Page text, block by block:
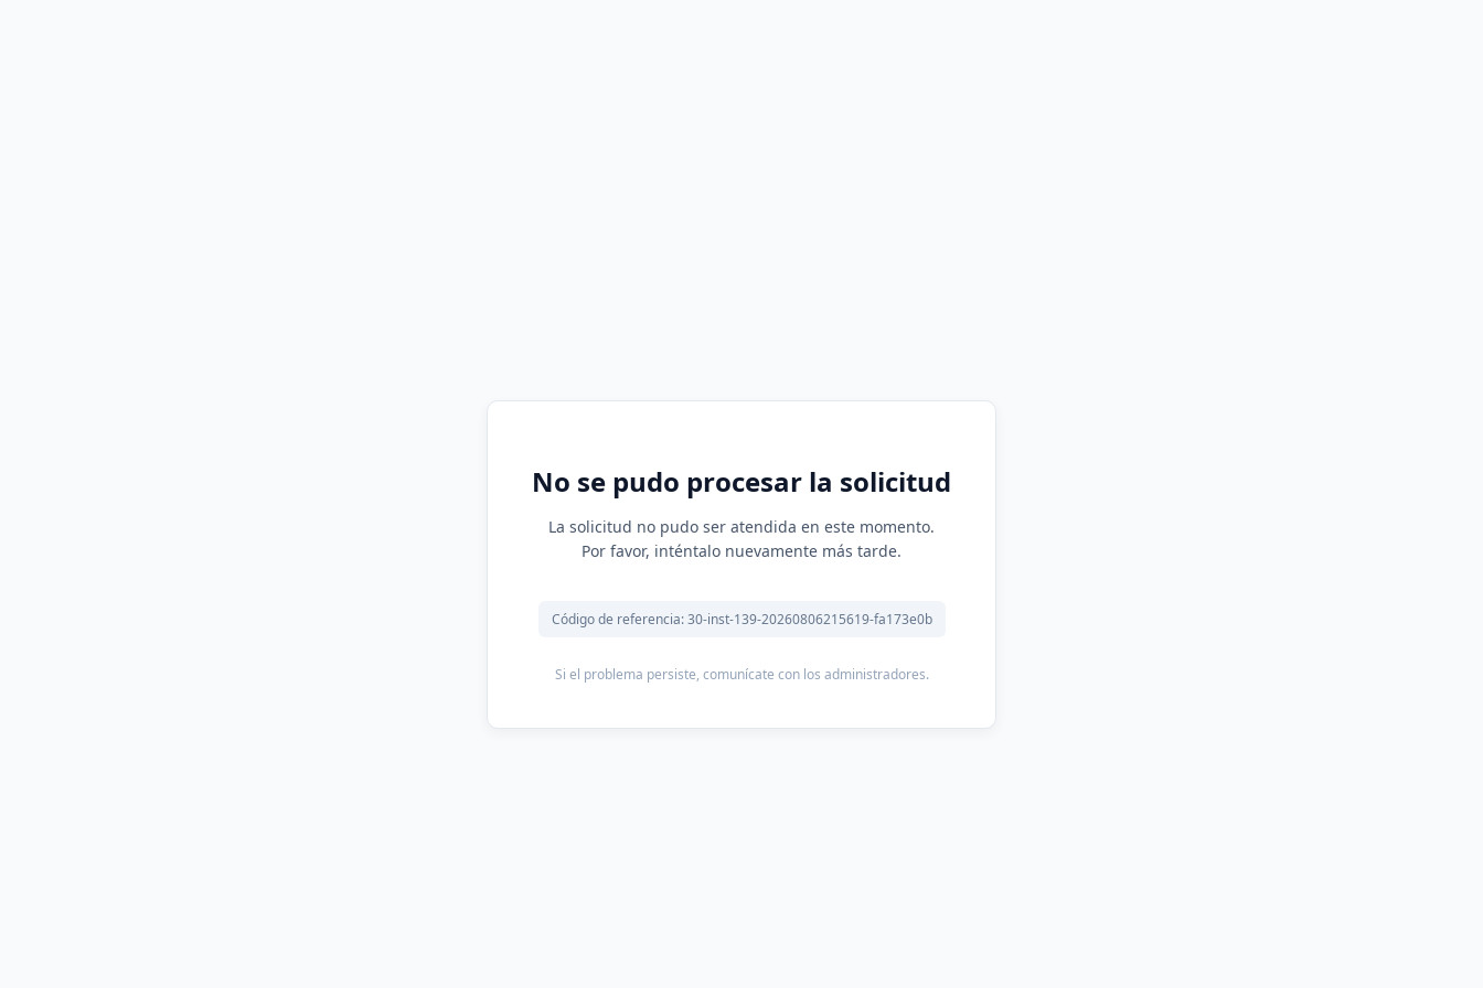
No se pudo procesar la solicitud
La solicitud no pudo ser atendida en este momento.
Por favor, inténtalo nuevamente más tarde.
Código de referencia: 30-inst-139-20260806215619-fa173e0b
Si el problema persiste, comunícate con los administradores.